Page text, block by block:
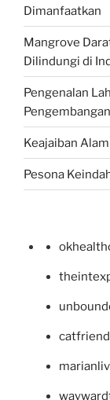
Dimanfaatkan
Mangrove
Dilindungi di
Pengenalan
Keajaiban
Pesona